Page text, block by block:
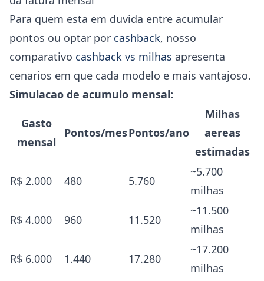
Para quem esta em duvida entre acumular
pontos ou optar por cashback, nosso
comparativo cashback vs milhas apresenta
cenarios em que cada modelo e mais vantajoso.
Simulacao de acumulo mensal:
Gasto
mensal
Pontos/mesPontos/ano
Milhas
aereas
estimadas
R$ 2.000 480 5.760
~5.700
milhas
R$ 4.000 960 11.520
~11.500
milhas
R$ 6.000 1.440 17.280
~17.200
milhas